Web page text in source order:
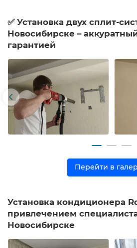
✅ Установка двух сплит-
Новосибирске –
гарантией
Перейти в
Установка кондиционера
привлечением
Новосибирске